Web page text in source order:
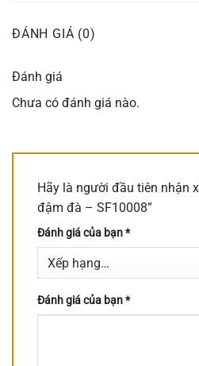
ĐÁNH GIÁ (0)
Đánh giá
Chưa có đánh giá nào.
Hãy là người đầu tiên nhận
đậm đà – SF10008”
Đánh giá của bạn*
Đánh giá của bạn*